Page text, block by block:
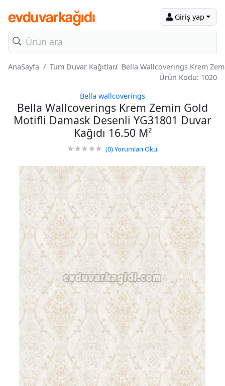
Giriş yap
AnaSayfa Tüm Duvar Kağıtları Bella Wallcoverings Krem
Ürün Kodu: 1020
Bella wallcoverings
Bella Wallcoverings Krem Zemin Gold
Motifli Damask Desenli YG31801 Duvar
Kağıdı 16.50 M²
(0)Yorumları Oku